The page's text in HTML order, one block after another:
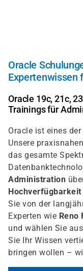
Oracle
Expertenwissen
Oracle 19c, 21c,
Trainings für
Oracle ist eines
Unsere
das gesamte
Administration
Hochverfügbarkeit
Sie von der
Experten wie Reno
und wählen Sie
Sie Ihr Wissen
bringen wollen –